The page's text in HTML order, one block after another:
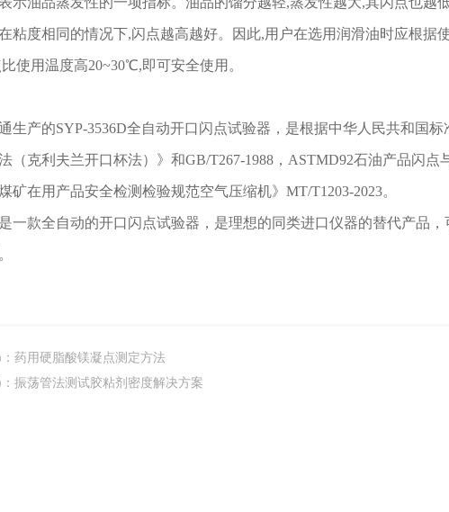
粘度相同的情况下,闪点越高越好。因此,用户在选用润滑油时应根据
使用温度高20~30℃,即可安全使用。
通生产的SYP-3536D全自动开口闪点试验器，是根据中华人民共和国
（克利夫兰开口杯法）》和GB/T267-1988，ASTMD92石油产品闪
矿在用产品安全检测检验规范空气压缩机》MT/T1203-2023。
一款全自动的开口闪点试验器，是理想的同类进口仪器的替代产品
： 药用硬脂酸镁凝点测定方法
： 振荡管法测试胶粘剂密度解决方案